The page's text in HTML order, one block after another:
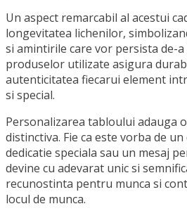
Un aspect remarcabil al acestui
longevitatea lichenilor,
si amintirile care vor persista de-
produselor utilizate asigura
autenticitatea fiecarui element
si special.
Personalizarea tabloului adauga
distinctiva. Fie ca este vorba de
dedicatie speciala sau un mesaj
devine cu adevarat unic si
recunostinta pentru munca si
locul de munca.